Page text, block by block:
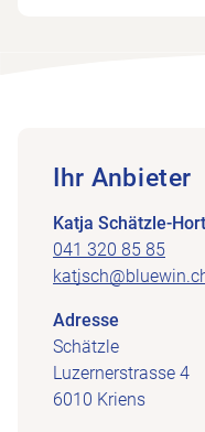
Ihr Anbieter
Katja Schätzle-
041 320 85 85
Adresse
Schätzle
Luzernerstrasse 4
6010 Kriens